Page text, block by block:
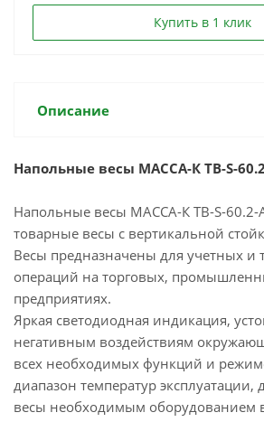
Купить в 1 клик
Описание
Напольные весы МАССА-К ТВ-S-
Напольные весы МАССА-К ТВ-S-
товарные весы с вертикальной
Весы предназначены для учетных и
операций на торговых,
предприятиях.
Яркая светодиодная индикация,
негативным воздействиям
всех необходимых функций и
диапазон температур эксплуатации,
весы необходимым оборудованием